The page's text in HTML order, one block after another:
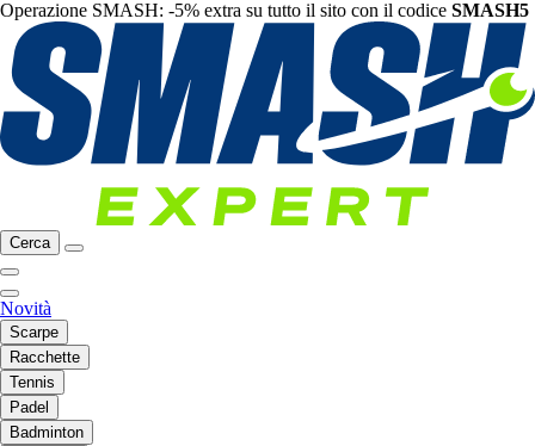
Operazione SMASH: -5% extra su tutto il sito con il codice SMASH5
Cerca
Novità
Scarpe
Racchette
Tennis
Padel
Badminton